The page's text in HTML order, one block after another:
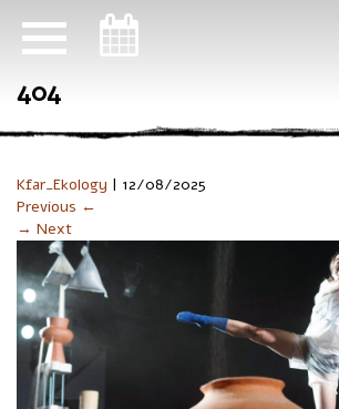
404
Kfar_Ekology | 12/08/2025
Previous ←
→ Next